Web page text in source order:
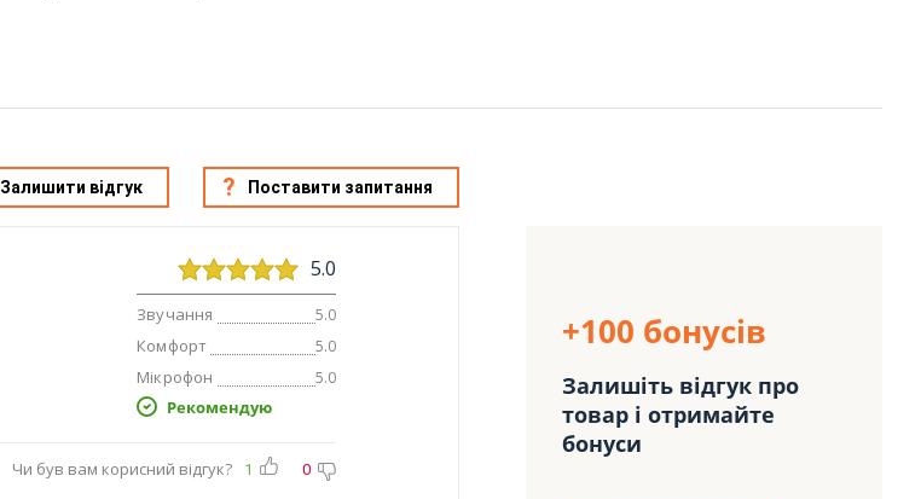
Залишити відгук Поставити запитання
5.0
Звучання 5.0
Комфорт 5.0
Мікрофон 5.0
Рекомендую
Чи був вам корисний відгук? 1 0
+100 бонусів
Залишіть відгук про
товар і отримайте
бонуси